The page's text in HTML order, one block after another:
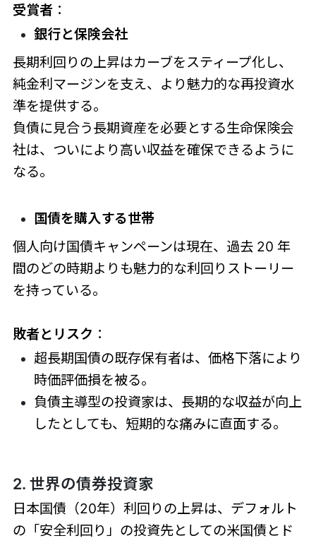
受賞者：
銀行と保険会社
長期利回りの上昇はカーブをスティープ化し、
純金利マージンを支え、より魅力的な再投資水
準を提供する。
負債に見合う長期資産を必要とする生命保険会
社は、ついにより高い収益を確保できるように
なる。
国債を購入する世帯
個人向け国債キャンペーンは現在、過去 20 年
間のどの時期よりも魅力的な利回りストーリー
を持っている。
敗者とリスク ：
超長期国債の既存保有者は、価格下落により
時価評価損を被る。
負債主導型の投資家は、長期的な収益が向上
したとしても、短期的な痛みに直面する。
2. 世界の債券投資家
日本国債（20年）利回りの上昇は、デフォルト
の「安全利回り」の投資先としての米国債とド